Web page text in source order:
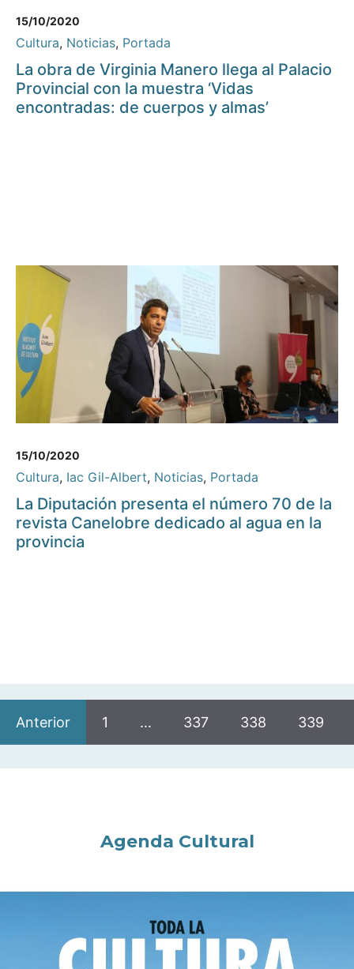
15/10/2020
Cultura, Noticias, Portada
La obra de Virginia Manero llega al Palacio
Provincial con la muestra ‘Vidas
encontradas: de cuerpos y almas’
15/10/2020
Cultura, Iac Gil-Albert, Noticias, Portada
La Diputación presenta el número 70 de la
revista Canelobre dedicado al agua en la
provincia
Anterior 1 … 337 338 339
Agenda Cultural